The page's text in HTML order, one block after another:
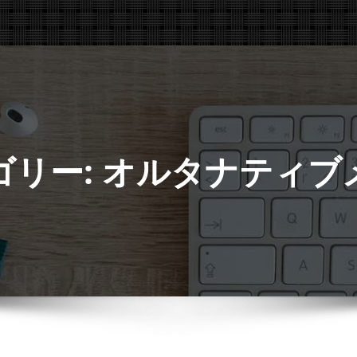
リー: オルタナティブ